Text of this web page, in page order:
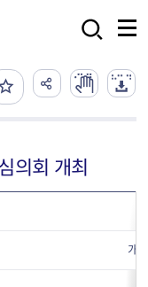
의회 개최
개